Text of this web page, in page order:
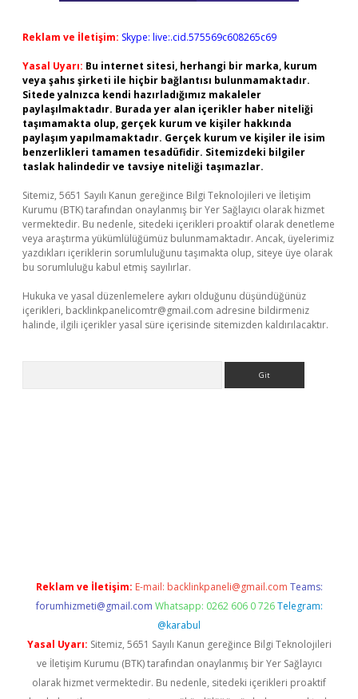
Reklam ve İletişim: Skype: live:.cid.575569c608265c69
Yasal Uyarı: Bu internet sitesi, herhangi bir marka, kurum
veya şahıs şirketi ile hiçbir bağlantısı bulunmamaktadır.
Sitede yalnızca kendi hazırladığımız makaleler
paylaşılmaktadır. Burada yer alan içerikler haber niteliği
taşımamakta olup, gerçek kurum ve kişiler hakkında
paylaşım yapılmamaktadır. Gerçek kurum ve kişiler ile isim
benzerlikleri tamamen tesadüfidir. Sitemizdeki bilgiler
taslak halindedir ve tavsiye niteliği taşımazlar.
Sitemiz, 5651 Sayılı Kanun gereğince Bilgi Teknolojileri ve İletişim
Kurumu (BTK) tarafından onaylanmış bir Yer Sağlayıcı olarak hizmet
vermektedir. Bu nedenle, sitedeki içerikleri proaktif olarak denetleme
veya araştırma yükümlülüğümüz bulunmamaktadır. Ancak, üyelerimiz
yazdıkları içeriklerin sorumluluğunu taşımakta olup, siteye üye olarak
bu sorumluluğu kabul etmiş sayılırlar.
Hukuka ve yasal düzenlemelere aykırı olduğunu düşündüğünüz
içerikleri, backlinkpanelicomtr@gmail.com adresine bildirmeniz
halinde, ilgili içerikler yasal süre içerisinde sitemizden kaldırılacaktır.
Reklam ve İletişim: E-mail: backlinkpaneli@gmail.com Teams:
forumhizmeti@gmail.com Whatsapp: 0262 606 0 726 Telegram:
@karabul
Yasal Uyarı: Sitemiz, 5651 Sayılı Kanun gereğince Bilgi Teknolojileri
ve İletişim Kurumu (BTK) tarafından onaylanmış bir Yer Sağlayıcı
olarak hizmet vermektedir. Bu nedenle, sitedeki içerikleri proaktif